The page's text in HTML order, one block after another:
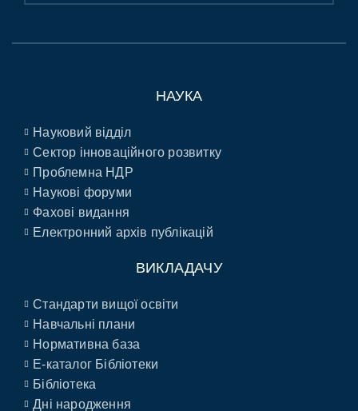
НАУКА
Науковий відділ
Сектор інноваційного розвитку
Проблемна НДР
Наукові форуми
Фахові видання
Електронний архів публікацій
ВИКЛАДАЧУ
Стандарти вищої освіти
Навчальні плани
Нормативна база
E-каталог Бібліотеки
Бібліотека
Дні народження